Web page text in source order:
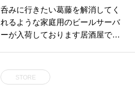
呑みに行きたい葛藤を解消してく
れるような家庭用のビールサーバ
ーが入荷しております居酒屋で出
缶・瓶の規格に対応した専用の保
冷剤が付属。簡単セッティングに
STORE